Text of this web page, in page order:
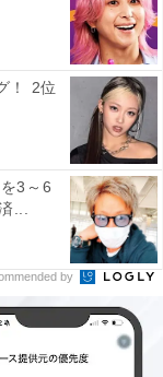
「御用邸チー
で職人が丁寧に
数種類のチーズ
りとした食感が
定番土産とし
ています。
は、那須高原で
看板商品で、濃
に好まれる王道
御用邸』という
！ 2位
3～6
...
by